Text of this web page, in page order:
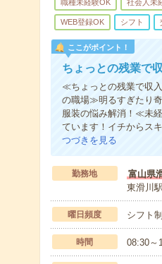
職種未経験OK 社会人未
WEB登録OK シフト
ここがポイント！
ちょっとの残業で
≪ちょっとの残業で収
の職場≫明るすぎたり
服装の悩み解消！≪未
ています！イチからス
つづきを見る
勤務地
富山県
東滑川
曜日頻度 シフト制
時間 08:30～